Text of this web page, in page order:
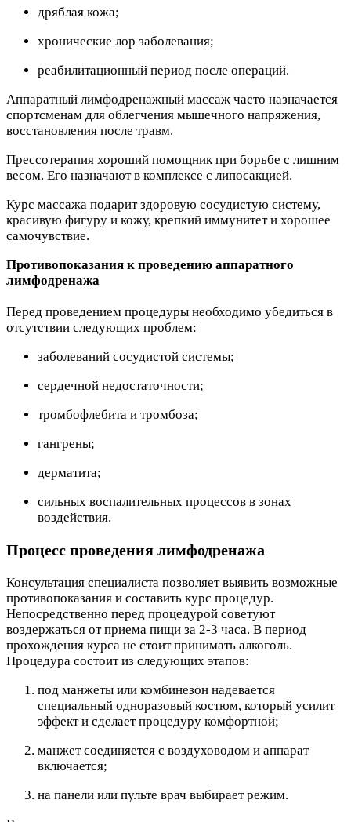
дряблая кожа;
хронические лор заболевания;
реабилитационный период после операций.
Аппаратный лимфодренажный массаж часто назначается
спортсменам для облегчения мышечного напряжения,
восстановления после травм.
Прессотерапия хороший помощник при борьбе с лишним
весом. Его назначают в комплексе с липосакцией.
Курс массажа подарит здоровую сосудистую систему,
красивую фигуру и кожу, крепкий иммунитет и хорошее
самочувствие.
Противопоказания к проведению аппаратного
лимфодренажа
Перед проведением процедуры необходимо убедиться в
отсутствии следующих проблем:
заболеваний сосудистой системы;
сердечной недостаточности;
тромбофлебита и тромбоза;
гангрены;
дерматита;
сильных воспалительных процессов в зонах
воздействия.
Процесс проведения лимфодренажа
Консультация специалиста позволяет выявить возможные
противопоказания и составить курс процедур.
Непосредственно перед процедурой советуют
воздержаться от приема пищи за 2-3 часа. В период
прохождения курса не стоит принимать алкоголь.
Процедура состоит из следующих этапов:
под манжеты или комбинезон надевается
специальный одноразовый костюм, который усилит
эффект и сделает процедуру комфортной;
манжет соединяется с воздуховодом и аппарат
включается;
на панели или пульте врач выбирает режим.